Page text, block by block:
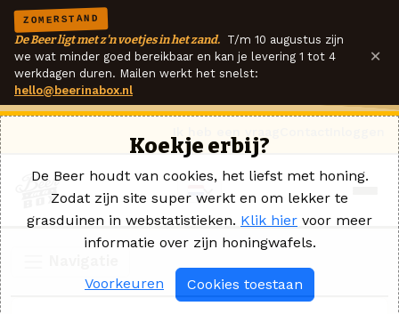
ZOMERSTAND
De Beer ligt met z'n voetjes in het zand. T/m 10 augustus zijn
we wat minder goed bereikbaar en kan je levering 1 tot 4
werkdagen duren. Mailen werkt het snelst:
hello@beerinabox.nl
×
Koekje erbij?
De Beer houdt van cookies, het liefst met honing.
Zodat zijn site super werkt en om lekker te
grasduinen in webstatistieken. Klik hier voor meer
informatie over zijn honingwafels.
Voorkeuren Cookies toestaan